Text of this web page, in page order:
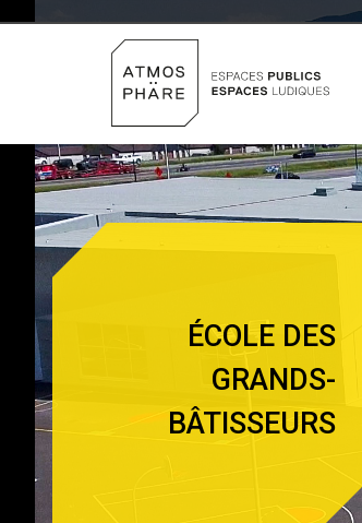
ÉCOLE DES
GRANDS-
BÂTISSEURS